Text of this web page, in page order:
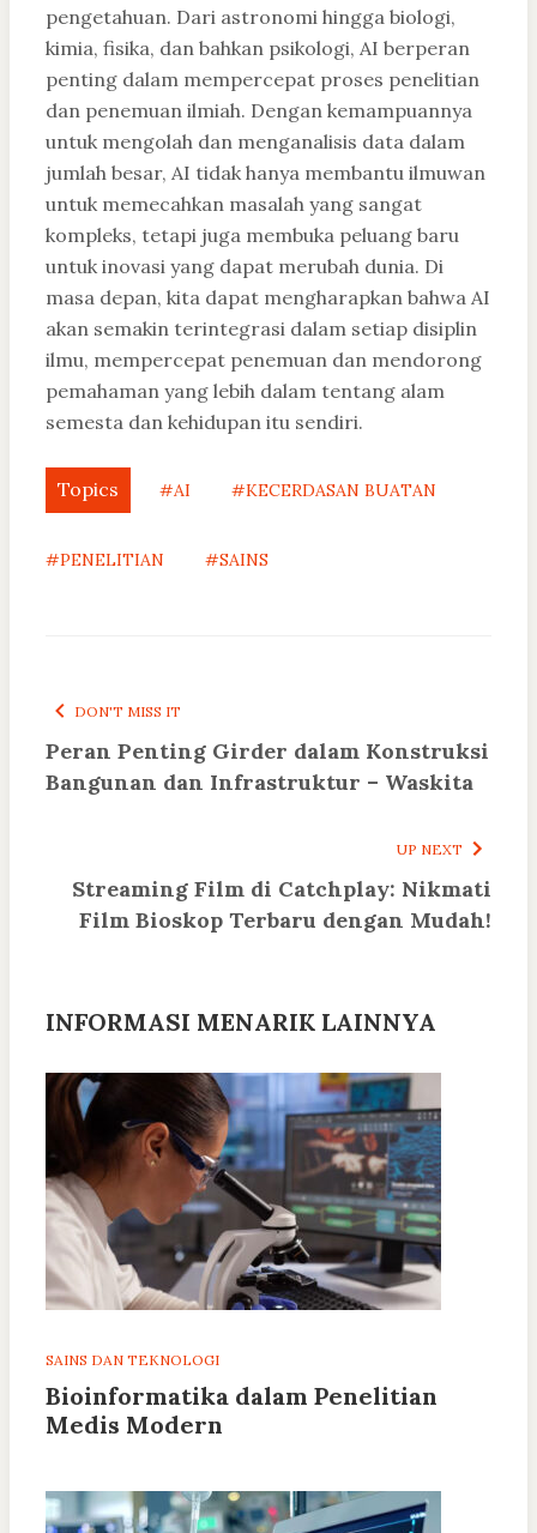
pengetahuan. Dari astronomi hingga biologi,
kimia, fisika, dan bahkan psikologi, AI berperan
penting dalam mempercepat proses penelitian
dan penemuan ilmiah. Dengan kemampuannya
untuk mengolah dan menganalisis data dalam
jumlah besar, AI tidak hanya membantu ilmuwan
untuk memecahkan masalah yang sangat
kompleks, tetapi juga membuka peluang baru
untuk inovasi yang dapat merubah dunia. Di
masa depan, kita dapat mengharapkan bahwa AI
akan semakin terintegrasi dalam setiap disiplin
ilmu, mempercepat penemuan dan mendorong
pemahaman yang lebih dalam tentang alam
semesta dan kehidupan itu sendiri.
Topics #AI #KECERDASAN BUATAN
#PENELITIAN #SAINS
DON'T MISS IT
Peran Penting Girder dalam Konstruksi
Bangunan dan Infrastruktur – Waskita
UP NEXT
Streaming Film di Catchplay: Nikmati
Film Bioskop Terbaru dengan Mudah!
INFORMASI MENARIK LAINNYA
SAINS DAN TEKNOLOGI
Bioinformatika dalam Penelitian
Medis Modern